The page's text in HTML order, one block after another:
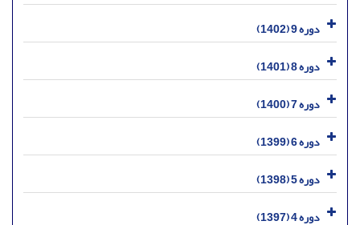
دوره 9 (1402)
دوره 8 (1401)
دوره 7 (1400)
دوره 6 (1399)
دوره 5 (1398)
دوره 4 (1397)